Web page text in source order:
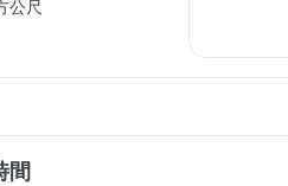
公尺
間